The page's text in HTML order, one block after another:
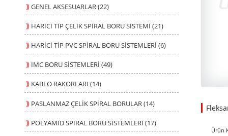
⟫GENEL AKSESUARLAR (22)
⟫ HARİCİ TİP ÇELİK SPİRAL BORU SİSTEMİ (21)
⟫ HARİCİ TİP PVC SPİRAL BORU SİSTEMLERİ (6)
⟫ IMC BORU SİSTEMLERİ (49)
⟫ KABLO RAKORLARI (14)
⟫ PASLANMAZ ÇELİK SPİRAL BORULAR (14)
⟫ POLYAMİD SPİRAL BORU SİSTEMLERİ (17)
Ürün